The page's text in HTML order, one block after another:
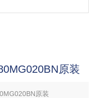
原装
原装